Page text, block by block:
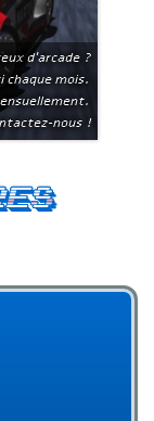
d'arcade ?
mois.
nous !